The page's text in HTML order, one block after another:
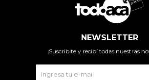
NEWSLETTER
¡Suscribite y recibí todas nuestras